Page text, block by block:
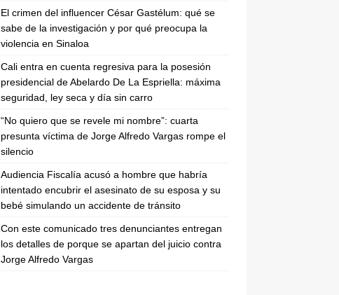
El crimen del influencer César Gastélum: qué se
sabe de la investigación y por qué preocupa la
violencia en Sinaloa
Cali entra en cuenta regresiva para la posesión
presidencial de Abelardo De La Espriella: máxima
seguridad, ley seca y día sin carro
“No quiero que se revele mi nombre”: cuarta
presunta víctima de Jorge Alfredo Vargas rompe el
silencio
Audiencia Fiscalía acusó a hombre que habría
intentado encubrir el asesinato de su esposa y su
bebé simulando un accidente de tránsito
Con este comunicado tres denunciantes entregan
los detalles de porque se apartan del juicio contra
Jorge Alfredo Vargas